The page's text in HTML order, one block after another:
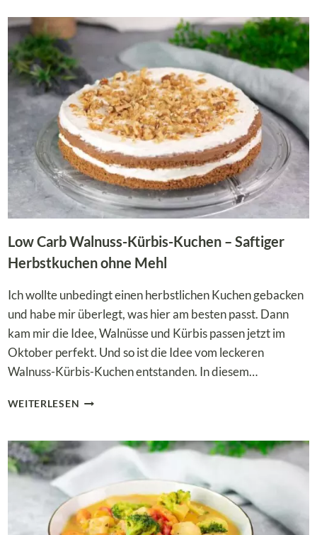
CURRY
GARNELEN
UND
BLUMENKOHLREIS
Low Carb Walnuss-Kürbis-Kuchen – Saftiger
Herbstkuchen ohne Mehl
Ich wollte unbedingt einen herbstlichen Kuchen gebacken
und habe mir überlegt, was hier am besten passt. Dann
kam mir die Idee, Walnüsse und Kürbis passen jetzt im
Oktober perfekt. Und so ist die Idee vom leckeren
Walnuss-Kürbis-Kuchen entstanden. In diesem…
WEITERLESEN LOW
KÜRBIS-
KUCHEN
HERBSTKUCHEN
OHNE